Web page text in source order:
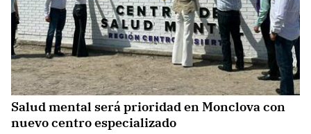
Salud mental será prioridad en Monclova con
nuevo centro especializado